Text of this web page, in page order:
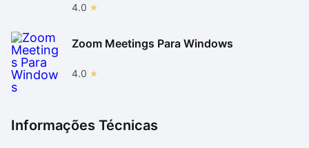
4.0
Zoom Meetings Para Windows
4.0
Informações Técnicas